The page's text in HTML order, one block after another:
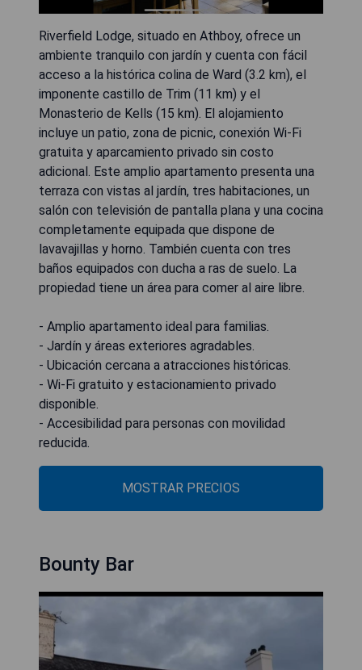
Riverfield Lodge, situado en Athboy, ofrece un
ambiente tranquilo con jardín y cuenta con fácil
acceso a la histórica colina de Ward (3.2 km), el
imponente castillo de Trim (11 km) y el
Monasterio de Kells (15 km). El alojamiento
incluye un patio, zona de picnic, conexión Wi-Fi
gratuita y aparcamiento privado sin costo
adicional. Este amplio apartamento presenta una
terraza con vistas al jardín, tres habitaciones, un
salón con televisión de pantalla plana y una cocina
completamente equipada que dispone de
lavavajillas y horno. También cuenta con tres
baños equipados con ducha a ras de suelo. La
propiedad tiene un área para comer al aire libre.
- Amplio apartamento ideal para familias.
- Jardín y áreas exteriores agradables.
- Ubicación cercana a atracciones históricas.
- Wi-Fi gratuito y estacionamiento privado
disponible.
- Accesibilidad para personas con movilidad
reducida.
MOSTRAR PRECIOS
Bounty Bar